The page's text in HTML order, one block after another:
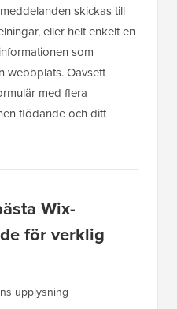
skickas till
eller helt enkelt en
som
webbplats. Oavsett
med flera
flödande och ditt
Wix-
för verklig
upplysning